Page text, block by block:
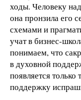
ходы. Человеку
она пронзила его
схемами и
учат в бизнес-
понимаем, что
в духовной
появляется только
поддержку